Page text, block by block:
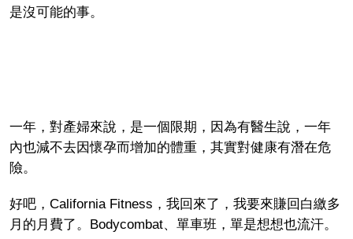
是沒可能的事。
一年，對產婦來說，是一個限期，因為有醫生說，一年
內也減不去因懷孕而增加的體重，其實對健康有潛在危
險。
好吧，California Fitness，我回來了，我要來賺回白繳多
月的月費了。Bodycombat、單車班，單是想想也流汗。